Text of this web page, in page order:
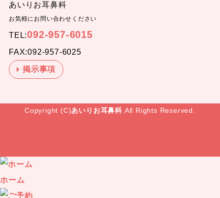
あいりお耳鼻科
お気軽にお問い合わせください
TEL:092-957-6015
FAX:092-957-6025
掲示事項
Copyright (C)あいりお耳鼻科 .All Rights Reserved.
ホーム